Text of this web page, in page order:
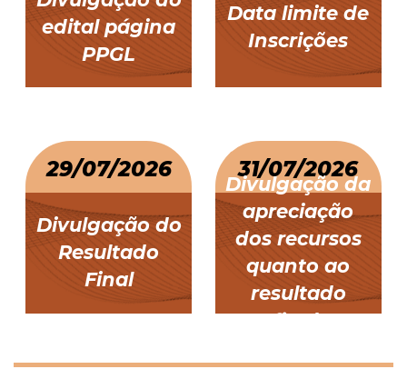
edital página
PPGL
Data limite de
Inscrições
29/07/2026
Divulgação do
Resultado
Final
31/07/2026
Divulgação da
apreciação
dos recursos
quanto ao
resultado
final